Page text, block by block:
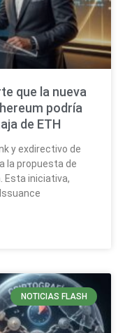
que la nueva
podría
de ETH
y exdirectivo de
la propuesta de
Esta iniciativa,
NOTICIAS FLASH